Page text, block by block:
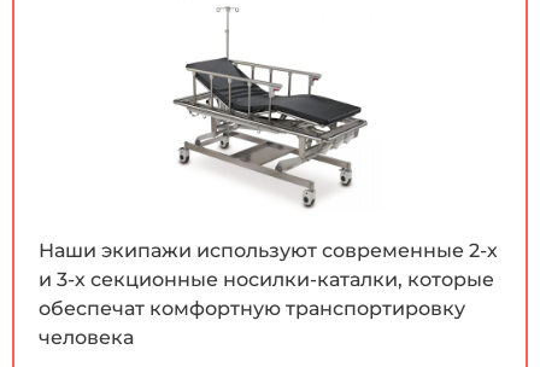
Наши экипажи используют современные 2-х
и 3-х секционные носилки-каталки, которые
обеспечат комфортную транспортировку
человека